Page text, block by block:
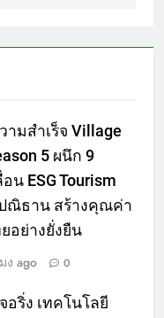
มสำเร็จ Village
5 ผนึก 9
น ESG Tourism
ณิธาน สร้างคุณค่า
อย่างยั่งยืน
ง ago 0
อริ่ง เทคโนโลยี